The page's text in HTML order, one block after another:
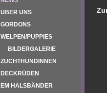
ÜBER UNS
GORDONS
WELPEN/PUPPIES
BILDERGALERIE
ZUCHTHÜNDINNEN
DECKRÜDEN
EM HALSBÄNDER